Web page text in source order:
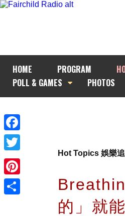
HOME PROGRAM
POLL & GAMES
PHOTOS
Facebook
Twitter
Pinterest
Hot Topics 娛樂
的」就